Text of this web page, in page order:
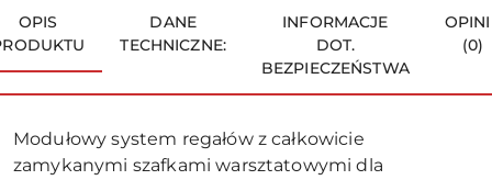
OPIS
DANE
TECHNICZNE:
INFORMACJE
DOT.
BEZPIECZEŃSTWA
(0)
Modułowy system regałów z całkowicie
zamykanymi szafkami warsztatowymi dla